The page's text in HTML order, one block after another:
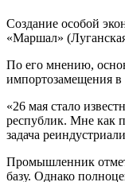
Cоздание особой
«Маршал»
По его мнению,
импортозамещения
«26 мая стало
республик. Мне как
задача
Промышленник
базу. Однако